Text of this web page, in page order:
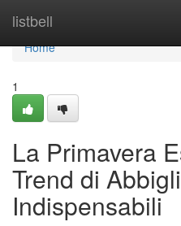
listbell
Home
Home
1
La Primavera
Trend di
Indispensabili